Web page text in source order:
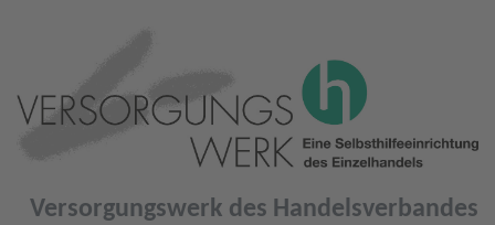
Versorgungswerk des Handelsverbandes